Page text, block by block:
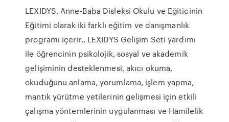
LEXIDYS, Anne-Baba Disleksi Okulu ve Eğiticinin
Eğitimi olarak iki farklı eğitim ve danışmanlık
programı içerir.. LEXIDYS Gelişim Seti yardımı
ile öğrencinin psikolojik, sosyal ve akademik
gelişiminin desteklenmesi, akıcı okuma,
okuduğunu anlama, yorumlama, işlem yapma,
mantık yürütme yetilerinin gelişmesi için etkili
çalışma yöntemlerinin uygulanması ve Hamilelik